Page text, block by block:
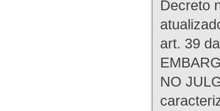
Decreto
art. 39
NO